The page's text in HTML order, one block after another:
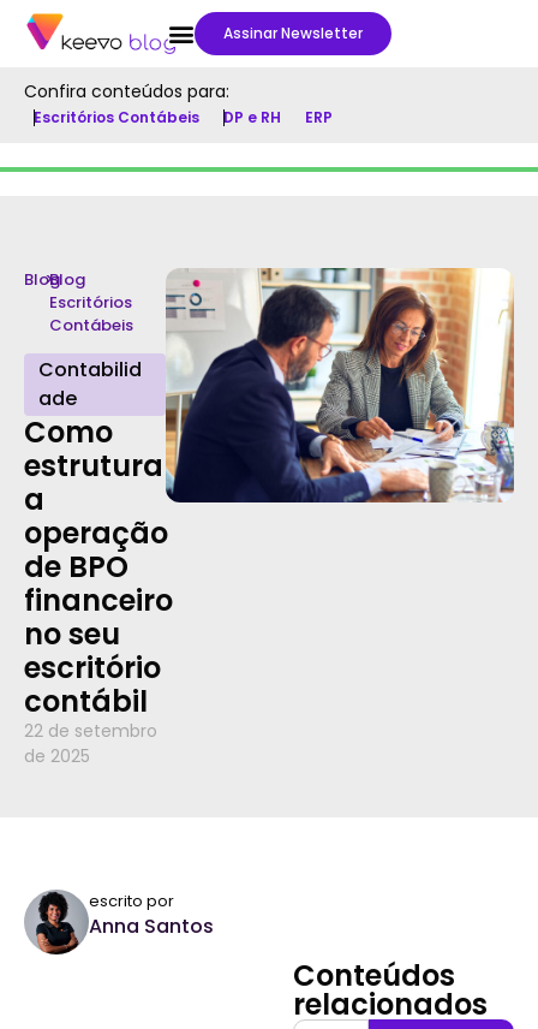
Assinar Newsletter
Confira conteúdos para:
Escritórios Contábeis DP e RH ERP
Blog
>Blog
Escritórios
Contábeis
Contabilid
ade
Como
estruturar
a
operação
de BPO
financeiro
no seu
escritório
contábil
22 de setembro
de 2025
escrito por
Anna Santos
Conteúdos
relacionados